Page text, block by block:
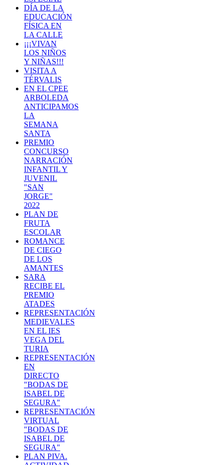
DÍA DE LA
EDUCACIÓN
FÍSICA EN
LA CALLE
¡¡¡VIVAN
LOS NIÑOS
Y NIÑAS!!!
VISITA A
TÉRVALIS
EN EL CPEE
ARBOLEDA
ANTICIPAMOS
LA
SEMANA
SANTA
PREMIO
CONCURSO
NARRACIÓN
INFANTIL Y
JUVENIL
"SAN
JORGE"
2022
PLAN DE
FRUTA
ESCOLAR
ROMANCE
DE CIEGO
DE LOS
AMANTES
SARA
RECIBE EL
PREMIO
ATADES
REPRESENTACIÓN
MEDIEVALES
EN EL IES
VEGA DEL
TURIA
REPRESENTACIÓN
EN
DIRECTO
"BODAS DE
ISABEL DE
SEGURA"
REPRESENTACIÓN
VIRTUAL
"BODAS DE
ISABEL DE
SEGURA"
PLAN PIVA.